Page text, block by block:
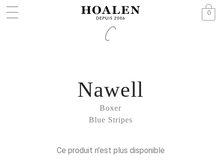
0
Boxer
Blue Stripes
Nawell
Ce produit n'est plus disponible